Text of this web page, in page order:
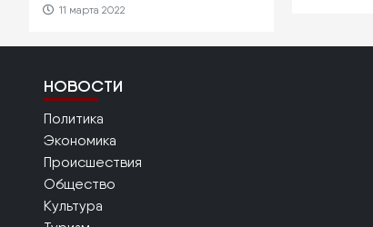
11 марта 2022
НОВОСТИ
Политика
Экономика
Происшествия
Общество
Культура